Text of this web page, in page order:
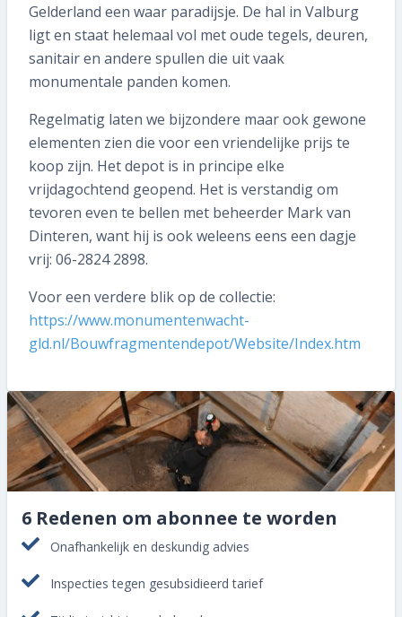
Gelderland een waar paradijsje. De hal in Valburg
ligt en staat helemaal vol met oude tegels, deuren,
sanitair en andere spullen die uit vaak
monumentale panden komen.
Regelmatig laten we bijzondere maar ook gewone
elementen zien die voor een vriendelijke prijs te
koop zijn. Het depot is in principe elke
vrijdagochtend geopend. Het is verstandig om
tevoren even te bellen met beheerder Mark van
Dinteren, want hij is ook weleens eens een dagje
vrij: 06-2824 2898.
Voor een verdere blik op de collectie:
https://www.monumentenwacht-
gld.nl/Bouwfragmentendepot/Website/Index.htm
6 Redenen om abonnee te worden
Onafhankelijk en deskundig advies
Inspecties tegen gesubsidieerd tarief